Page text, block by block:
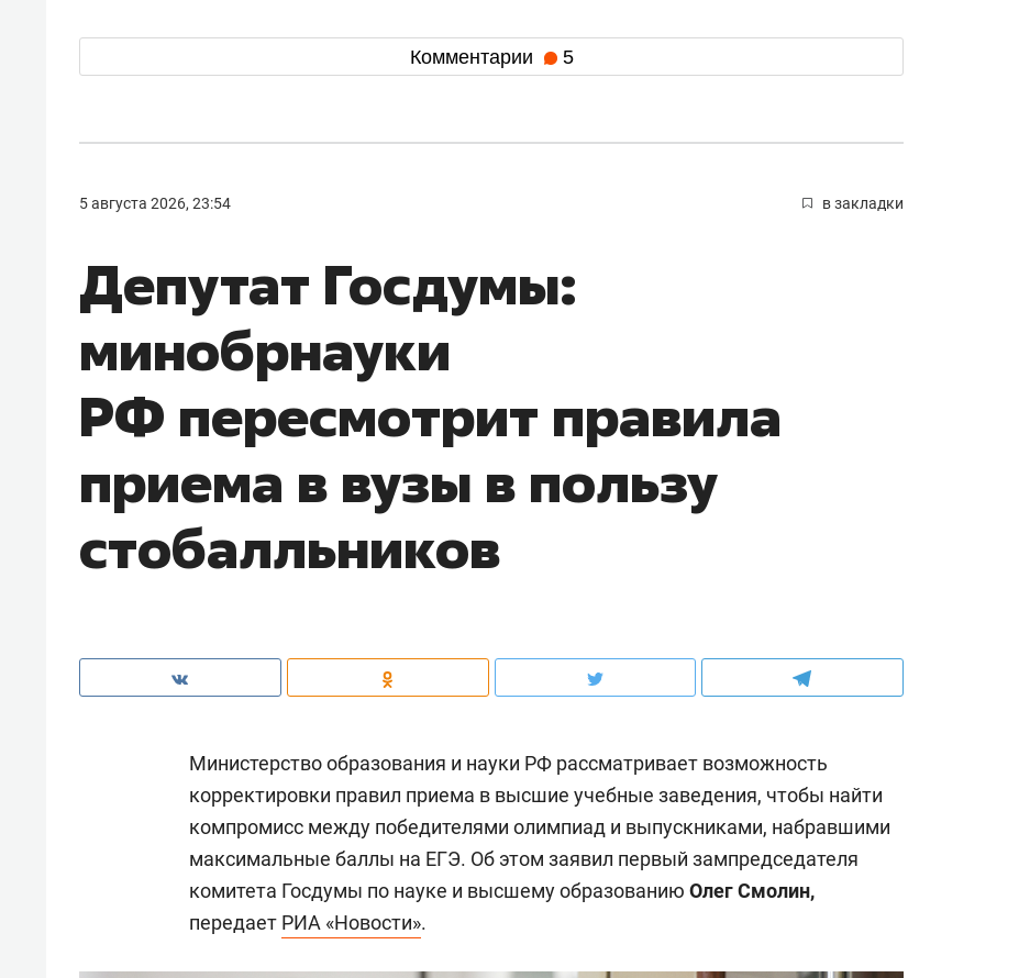
Комментарии 5
5 августа 2026, 23:54 в закладки
Депутат Госдумы:
минобрнауки
РФ пересмотрит правила
приема в вузы в пользу
стобалльников
Министерство образования и науки РФ рассматривает возможность
корректировки правил приема в высшие учебные заведения, чтобы найти
компромисс между победителями олимпиад и выпускниками, набравшими
максимальные баллы на ЕГЭ. Об этом заявил первый зампредседателя
комитета Госдумы по науке и высшему образованию Олег Смолин,
передает РИА «Новости».